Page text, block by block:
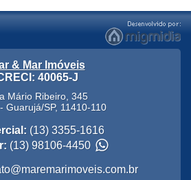
& Mar Imóveis
40065-J
Mário Ribeiro, 345
- Guarujá/SP, 11410-110
(13) 3355-1616
(13) 98106-4450